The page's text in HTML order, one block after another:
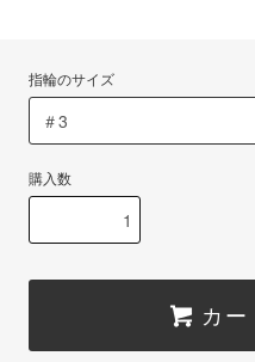
指輪のサイズ
購入数
カ